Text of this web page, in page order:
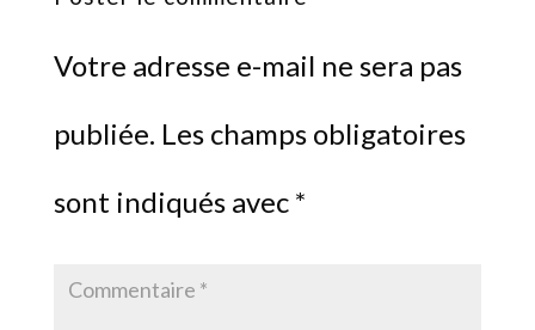
Votre adresse e-mail ne sera pas
publiée. Les champs obligatoires
sont indiqués avec *